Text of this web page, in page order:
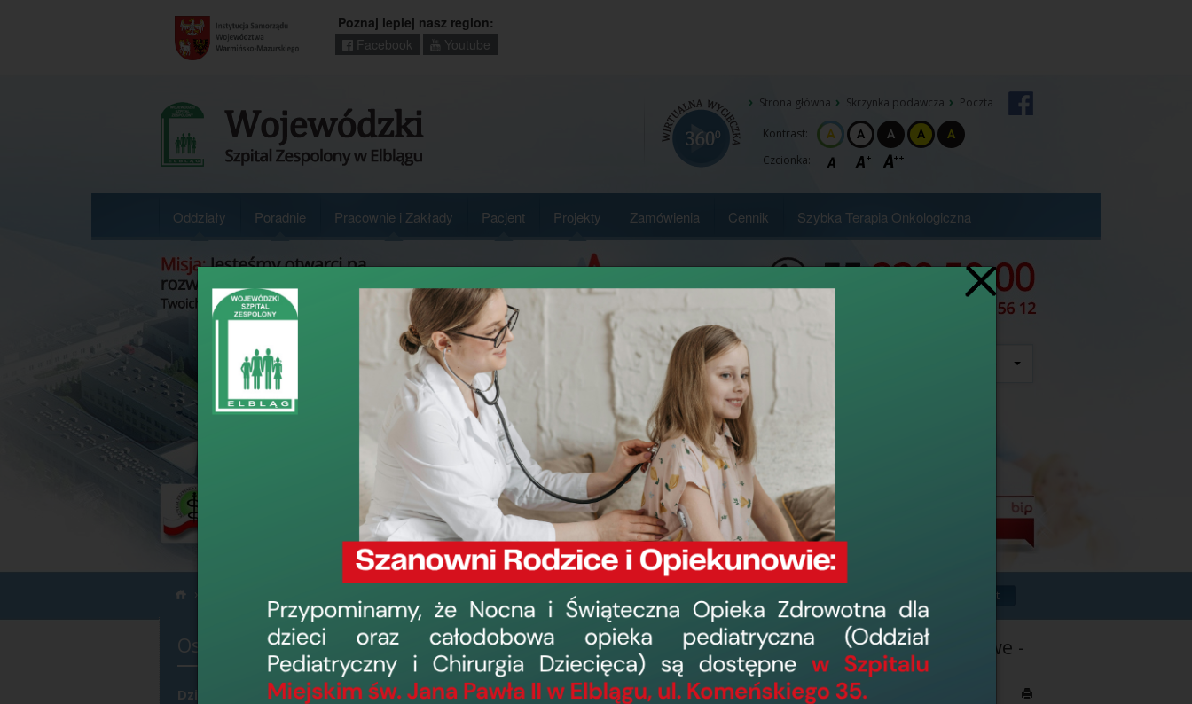
portal
informacyjny
Wrota
Warmii
Mazur
Poznaj lepiej nasz region:
Facebook
Youtube
Strona główna Skrzynka podawcza Poczta
Kontrast:
Czcionka:
Oddziały Poradnie Pracownie i Zakłady Pacjent Projekty Zamówienia Cennik Szybka Terapia Onkologiczna
szukane
słowo
Powrót
Ostatnio dodane
Dzierżawa pomieszczeń -
Przetarg na dzierżawę powierzchni pod automaty vendingowe -
Bud. PW